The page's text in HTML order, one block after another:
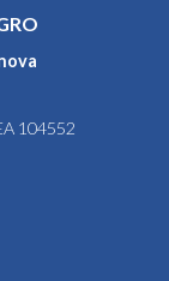
104552